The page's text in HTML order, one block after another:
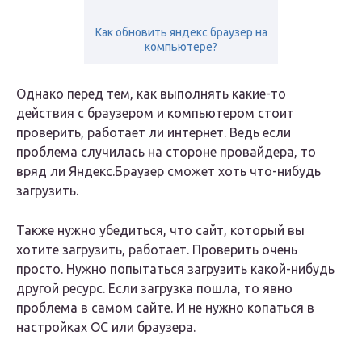
Как обновить яндекс браузер на
компьютере?
Однако перед тем, как выполнять какие-то
действия с браузером и компьютером стоит
проверить, работает ли интернет. Ведь если
проблема случилась на стороне провайдера, то
вряд ли Яндекс.Браузер сможет хоть что-нибудь
загрузить.
Также нужно убедиться, что сайт, который вы
хотите загрузить, работает. Проверить очень
просто. Нужно попытаться загрузить какой-нибудь
другой ресурс. Если загрузка пошла, то явно
проблема в самом сайте. И не нужно копаться в
настройках ОС или браузера.